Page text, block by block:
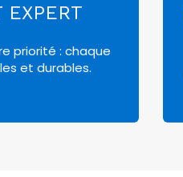
priorité : chaque
et durables.